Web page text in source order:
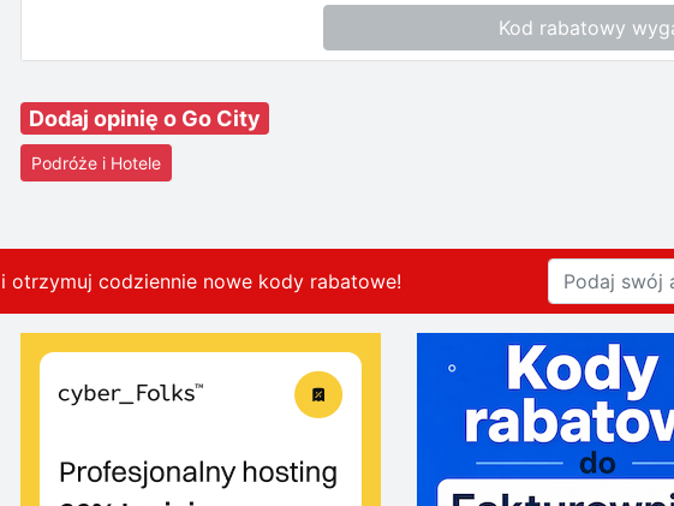
Kod rabatowy
Dodaj opinię o Go City
Podróże i Hotele
i otrzymuj codziennie nowe kody rabatowe!